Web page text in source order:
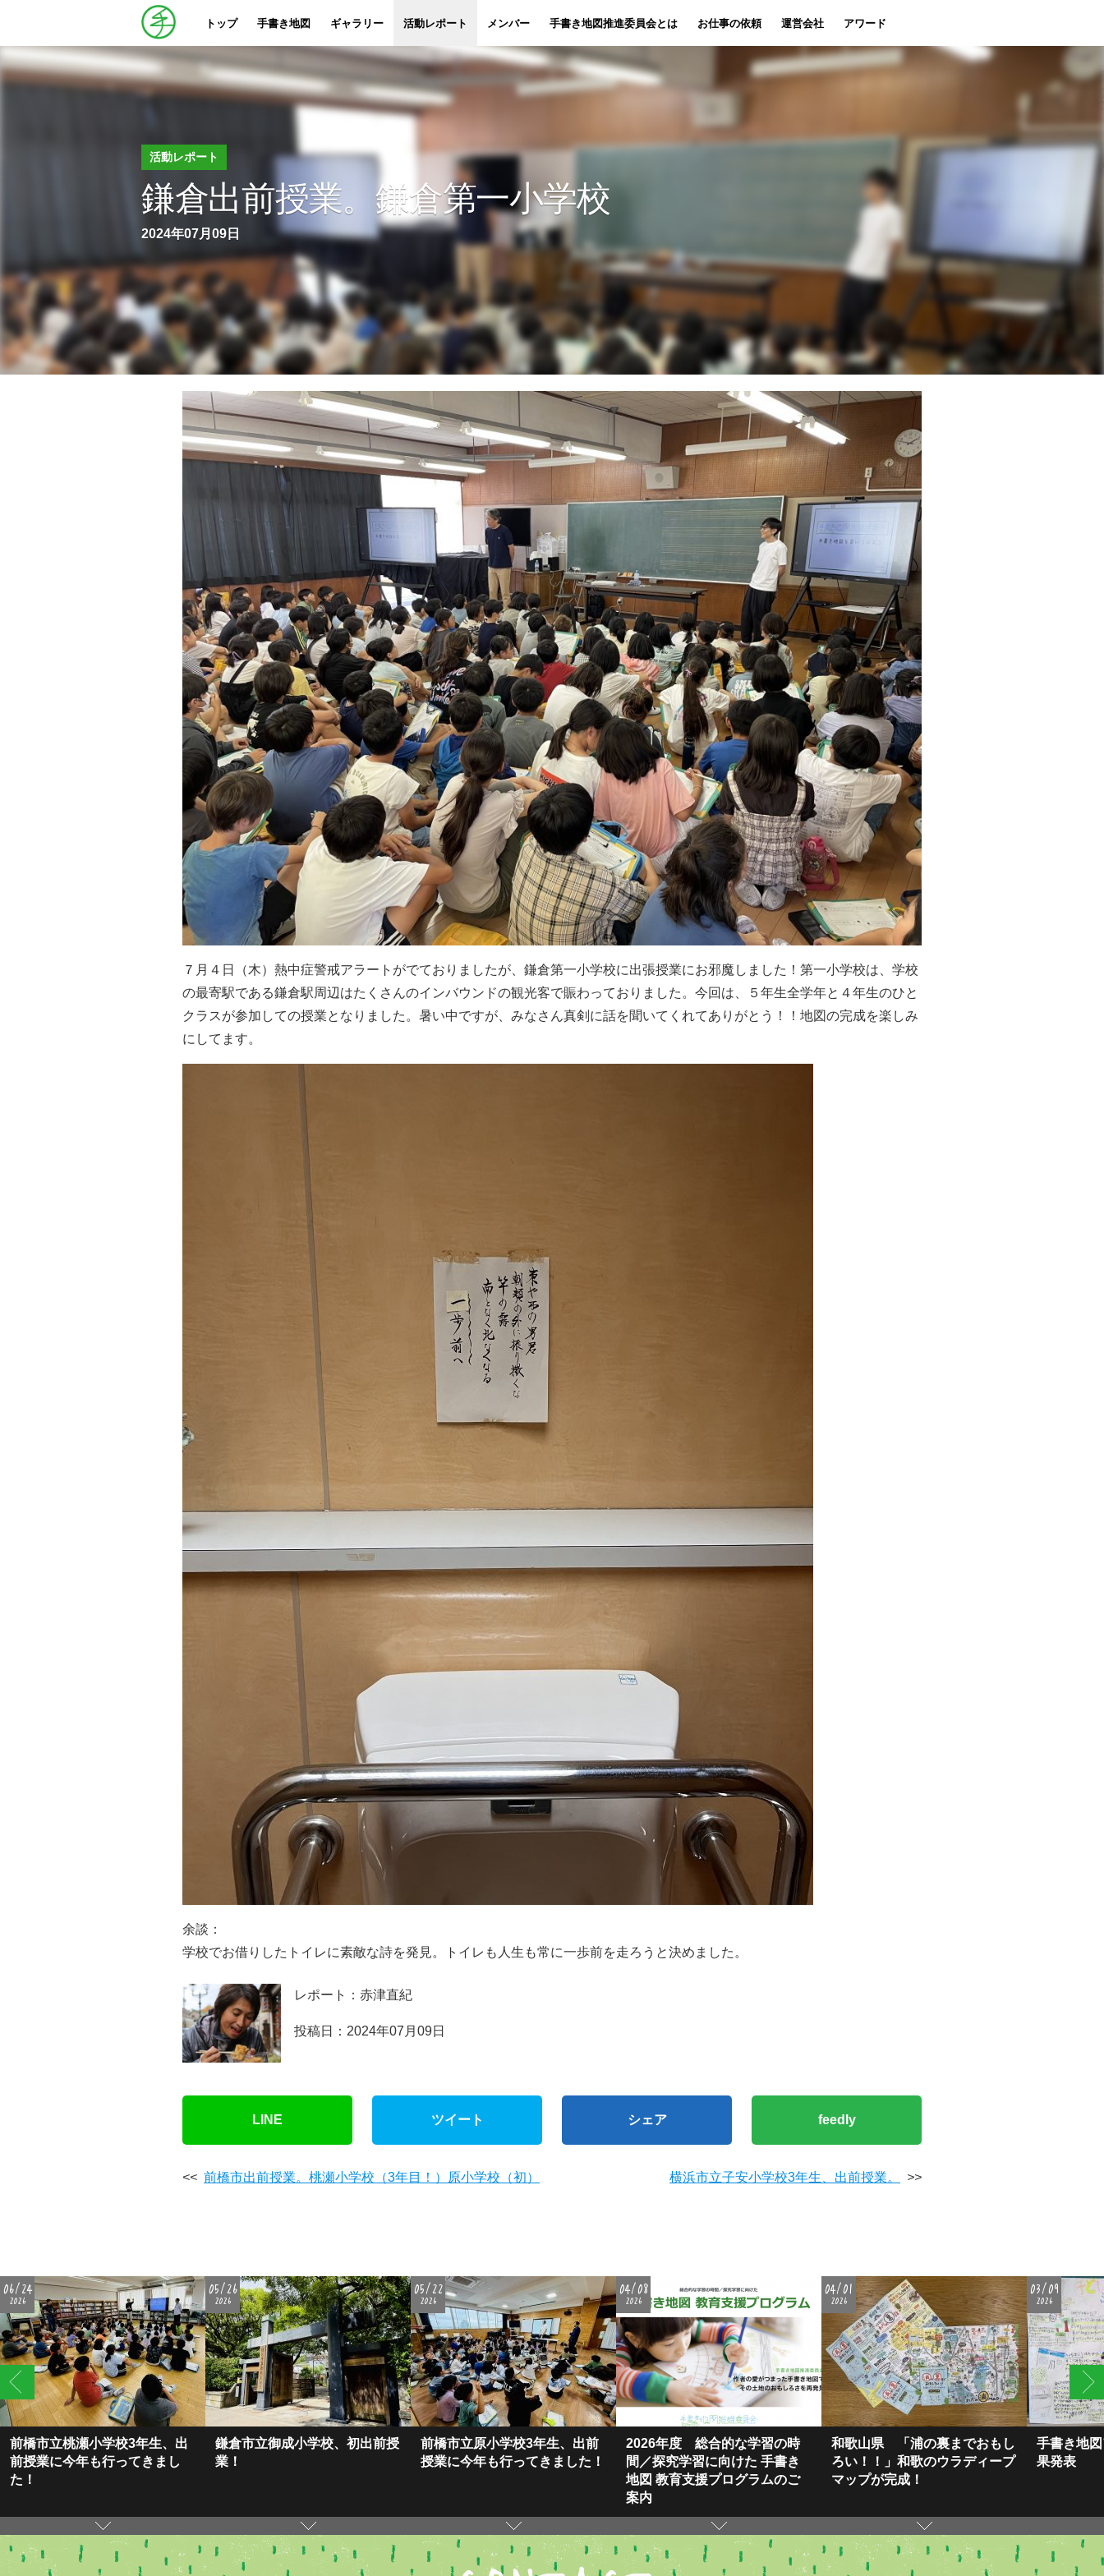
トップ 手書き地図 ギャラリー 活動レポート メンバー 手書き地図推進委員会とは お仕事の依頼 運営会社 アワード
活動レポート
鎌倉出前授業。鎌倉第一小学校
2024年07月09日
７月４日（木）熱中症警戒アラートがでておりましたが、鎌倉第一小学校に出張授業にお邪魔しました！第一小学校は、学校
の最寄駅である鎌倉駅周辺はたくさんのインバウンドの観光客で賑わっておりました。今回は、５年生全学年と４年生のひと
クラスが参加しての授業となりました。暑い中ですが、みなさん真剣に話を聞いてくれてありがとう！！地図の完成を楽しみ
にしてます。
余談：
学校でお借りしたトイレに素敵な詩を発見。トイレも人生も常に一歩前を走ろうと決めました。
レポート：赤津直紀
投稿日：2024年07月09日
LINE ツイート シェア feedly
<< 前橋市出前授業。桃瀬小学校（3年目！）原小学校（初） 横浜市立子安小学校3年生、出前授業。 >>
06/24
2026
前橋市立桃瀬小学校3年生、出
前授業に今年も行ってきまし
た！
05/26
2026
鎌倉市立御成小学校、初出前授
業！
05/22
2026
前橋市立原小学校3年生、出前
授業に今年も行ってきました！
04/08
2026
2026年度 総合的な学習の時
間／探究学習に向けた ⼿書き
地図 教育⽀援プログラムのご
案内
04/01
2026
和歌山県 「浦の裏までおもし
ろい！！」和歌のウラディープ
マップが完成！
03/09
2026
手書き地
果発表